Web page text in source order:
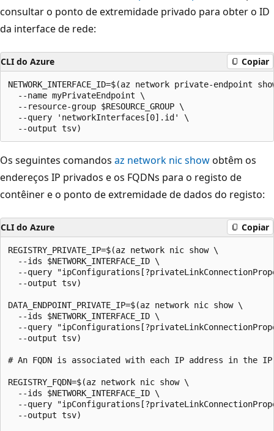
consultar o ponto de extremidade privado para obter o ID
da interface de rede:
CLI do Azure Copiar
NETWORK_INTERFACE_ID=$(az network private-endpoint
  --name myPrivateEndpoint \
  --resource-group $RESOURCE_GROUP \
  --query 'networkInterfaces[0].id' \
Os seguintes comandos az network nic showobtêm os
endereços IP privados e os FQDNs para o registo de
contêiner e o ponto de extremidade de dados do registo:
CLI do Azure Copiar
REGISTRY_PRIVATE_IP=$(az network nic show \
  --ids $NETWORK_INTERFACE_ID \
--query
  --output tsv)
DATA_ENDPOINT_PRIVATE_IP=$(az network nic show \
  --ids $NETWORK_INTERFACE_ID \
--query
  --output tsv)
# An FQDN is associated with each IP address in the
REGISTRY_FQDN=$(az network nic show \
  --ids $NETWORK_INTERFACE_ID \
--query
  --output tsv)